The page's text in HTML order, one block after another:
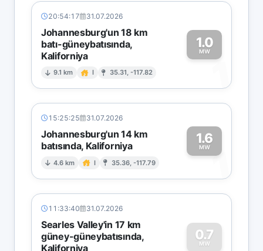
20:54:17 31.07.2026
Johannesburg'un 18 km
batı-güneybatısında,
Kaliforniya
9.1 km I 35.31, -117.82
1.0
MW
1
15:25:25 31.07.2026
Johannesburg'un 14 km
batısında, Kaliforniya
4.6 km I 35.36, -117.79
1.6
MW1
11:33:40 31.07.2026
Searles Valley'in 17 km
güney-güneybatısında,
Kaliforniya
0.7
MW